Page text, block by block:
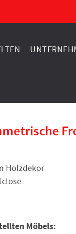
Holzdekor
Möbels: